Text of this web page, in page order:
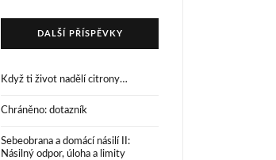
DALŠÍ PŘÍSPĚVKY
Když ti život nadělí citrony…
Chráněno: dotazník
Sebeobrana a domácí násilí II:
Násilný odpor, úloha a limity